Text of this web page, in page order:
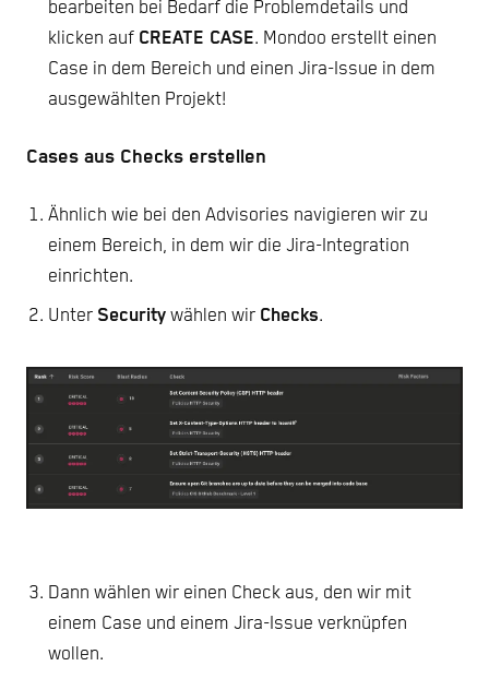
bearbeiten bei Bedarf die Problemdetails und
klicken auf CREATE CASE. Mondoo erstellt einen
Case in dem Bereich und einen Jira-Issue in dem
ausgewählten Projekt!
Cases aus Checks erstellen
Ähnlich wie bei den Advisories navigieren wir zu
einem Bereich, in dem wir die Jira-Integration
einrichten.
Unter Security wählen wir Checks.
Dann wählen wir einen Check aus, den wir mit
einem Case und einem Jira-Issue verknüpfen
wollen.